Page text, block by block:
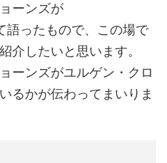
ーンズが
ったもので、この場で
介したいと思います。
ーンズがユルゲン・クロ
るかが伝わってまいりま